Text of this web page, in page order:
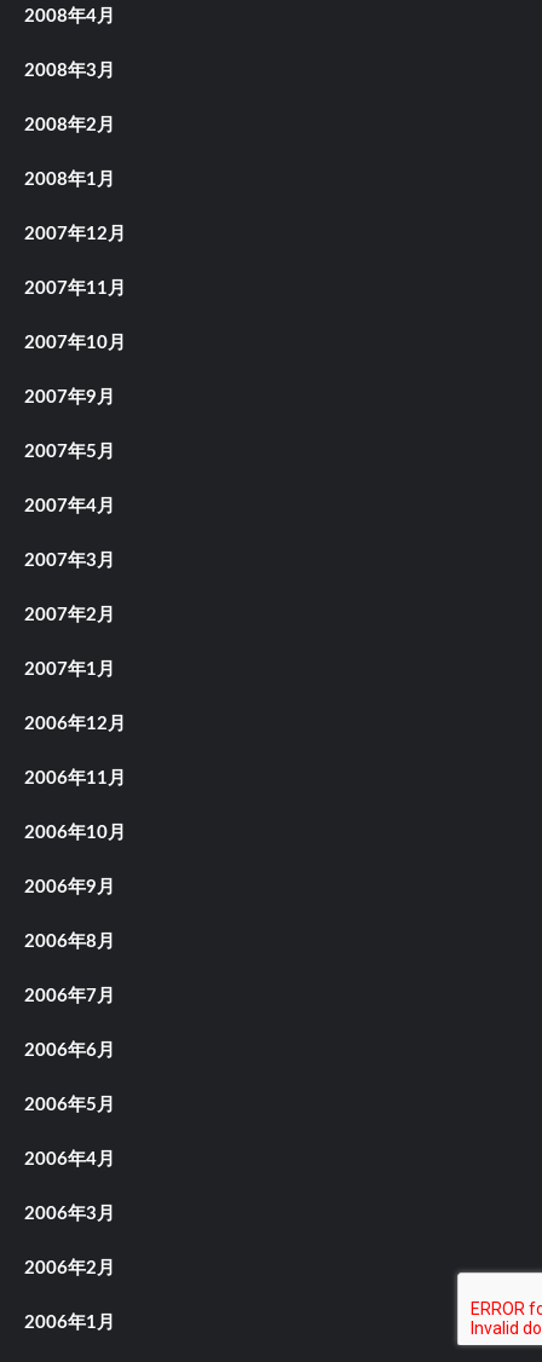
2008年4月
2008年3月
2008年2月
2008年1月
2007年12月
2007年11月
2007年10月
2007年9月
2007年5月
2007年4月
2007年3月
2007年2月
2007年1月
2006年12月
2006年11月
2006年10月
2006年9月
2006年8月
2006年7月
2006年6月
2006年5月
2006年4月
2006年3月
2006年2月
2006年1月